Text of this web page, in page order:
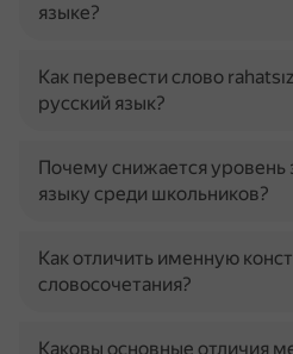
языке?
Как перевести слово
русский язык?
Почему снижается уровень
языку среди школьников?
Как отличить именную
словосочетания?
Каковы основные отличия